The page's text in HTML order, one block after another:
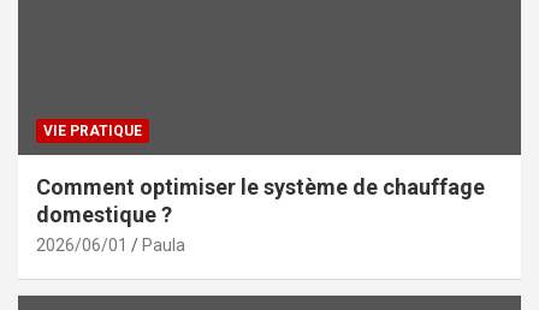
VIE PRATIQUE
Comment optimiser le système de chauffage
domestique ?
2026/06/01 Paula